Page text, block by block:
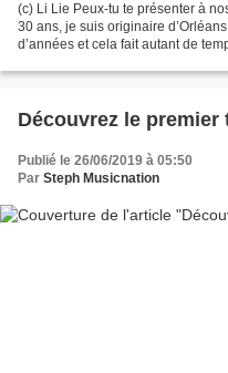
(c) Li Lie Peux-tu te présenter à
30 ans, je suis originaire
d’années et cela fait autant de
Découvrez le premier
Publié le 26/06/2019 à 05:50
Par Steph Musicnation